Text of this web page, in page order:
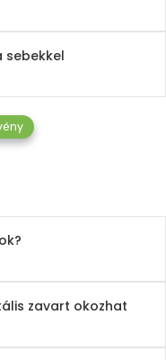
sebekkel
zavart okozhat